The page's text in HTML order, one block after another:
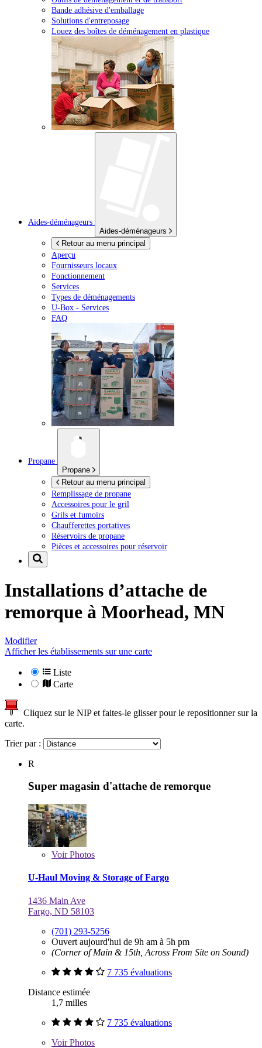
Bande adhésive d'emballage
Solutions d'entreposage
Louez des boîtes de déménagement en plastique
Aides-déménageurs
Aides-déménageurs
Retour au menu principal
Aperçu
Fournisseurs locaux
Fonctionnement
Services
Types de déménagements
U-Box - Services
FAQ
Propane
Propane
Retour au menu principal
Remplissage de propane
Accessoires pour le gril
Grils et fumoirs
Chaufferettes portatives
Réservoirs de propane
Pièces et accessoires pour réservoir
Installations d’attache de
remorque à Moorhead, MN
Modifier
Afficher les établissements sur une carte
Liste
Carte
Cliquez sur le NIP et faites-le glisser pour le repositionner sur la
carte.
Trier par :
R
Super magasin d'attache de remorque
VoirPhotos
U-Haul Moving & Storage of Fargo
1436 Main Ave
Fargo, ND 58103
(701) 293-5256
Ouvert aujourd'hui de 9h am à 5h pm
(Corner of Main & 15th, Across From Site on Sound)
7 735 évaluations
Distance estimée
1,7 milles
7 735 évaluations
VoirPhotos